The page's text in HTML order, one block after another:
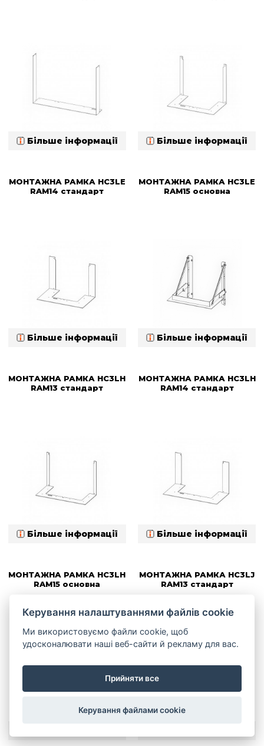
Більше інформації Більше інформації
МОНТАЖНА РАМКА HC3LE
RAM14 стандарт
Більше інформації
МОНТАЖНА РАМКА HC3LE
RAM15 основна
Більше інформації
МОНТАЖНА РАМКА HC3LH
RAM13 стандарт
Більше інформації
МОНТАЖНА РАМКА HC3LH
RAM14 стандарт
Більше інформації
МОНТАЖНА РАМКА HC3LH
RAM15 основна
МОНТАЖНА РАМКА HC3LJ
RAM13 стандарт
Керування налаштуваннями файлів cookie
Ми використовуємо файли cookie, щоб
удосконалювати наші веб-сайти й рекламу для вас.
Прийняти все
Керування файлами cookie